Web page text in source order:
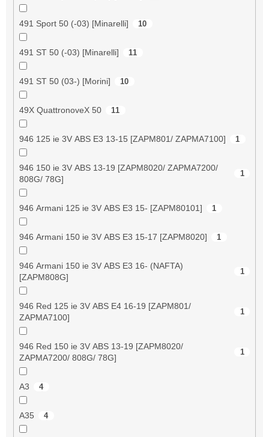
491 Sport 50 (-03) [Minarelli] 10
491 ST 50 (-03) [Minarelli] 11
491 ST 50 (03-) [Morini] 10
49X QuattronoveX 50 11
946 125 ie 3V ABS E3 13-15 [ZAPM801/ ZAPMA7100] 1
946 150 ie 3V ABS 13-19 [ZAPM8020/ ZAPMA7200/
808G/ 78G]
1
946 Armani 125 ie 3V ABS E3 15- [ZAPM80101] 1
946 Armani 150 ie 3V ABS E3 15-17 [ZAPM8020] 1
946 Armani 150 ie 3V ABS E3 16- (NAFTA)
[ZAPM808G]
1
946 Red 125 ie 3V ABS E4 16-19 [ZAPM801/
ZAPMA7100]
1
946 Red 150 ie 3V ABS 13-19 [ZAPM8020/
ZAPMA7200/ 808G/ 78G]
1
A3 4
A35 4